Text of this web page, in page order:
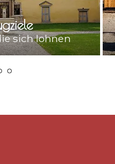
sich lohnen